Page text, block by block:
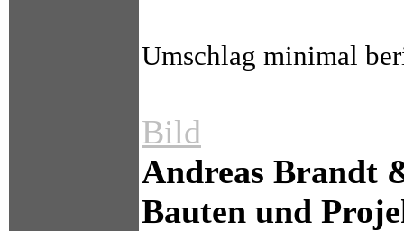
Umschlag minimal
Bild
Andreas Brandt
Bauten und